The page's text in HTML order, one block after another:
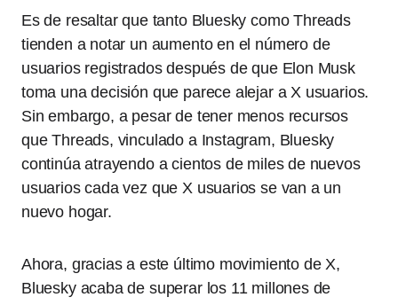
Es de resaltar que tanto Bluesky como Threads
tienden a notar un aumento en el número de
usuarios registrados después de que Elon Musk
toma una decisión que parece alejar a X usuarios.
Sin embargo, a pesar de tener menos recursos
que Threads, vinculado a Instagram, Bluesky
continúa atrayendo a cientos de miles de nuevos
usuarios cada vez que X usuarios se van a un
nuevo hogar.
Ahora, gracias a este último movimiento de X,
Bluesky acaba de superar los 11 millones de